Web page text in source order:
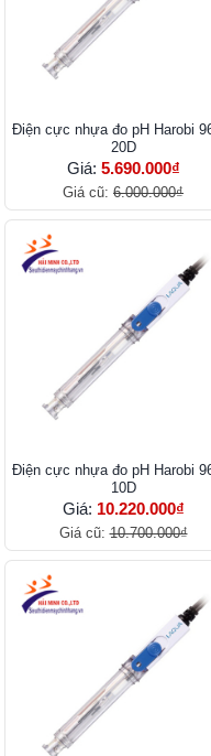
Điện cực nhựa đo pH Harobi
20D
Giá: 5.690.000₫
Giá cũ: 6.000.000₫
Điện cực nhựa đo pH Harobi
10D
Giá: 10.220.000₫
Giá cũ:10.700.000₫